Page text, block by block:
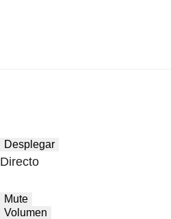
Desplegar
Directo
Mute
Volumen